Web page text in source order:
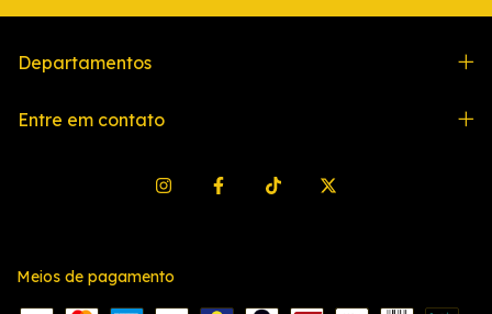
Departamentos
Entre em contato
Meios de pagamento